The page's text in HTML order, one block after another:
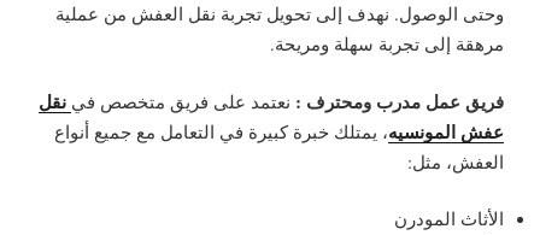
وحتى الوصول. نهدف إلى تحويل تجربة نقل العفش من عملية
مرهقة إلى تجربة سهلة ومريحة.
فريق عمل مدرب ومحترف : نعتمد على فريق متخصص في نقل
عفش المونسيه، يمتلك خبرة كبيرة في التعامل مع جميع أنواع
العفش، مثل:
الأثاث المودرن